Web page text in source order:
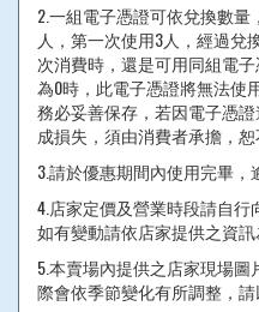
2.一組電子憑證可依兌換數
人，第一次使用3人，經過兌
次消費時，還是可用同組電
為0時，此電子憑證將無法使
務必妥善保存，若因電子憑
成損失，須由消費者承擔，恕
3.請於優惠期間內使用完畢，
4.店家定價及營業時段請自行
如有變動請依店家提供之資訊
5.本賣場內提供之店家現場
際會依季節變化有所調整，請